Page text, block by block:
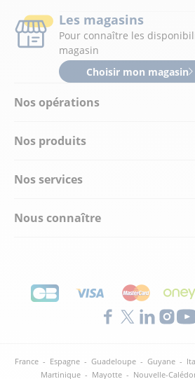
Nos opérations
Nos produits
Nos services
Nous connaître
Les magasins
Pour connaître les
magasin
Choisir mon magasin
France - Espagne - Guadeloupe - Guyane -
Martinique - Mayotte - Nouvelle-